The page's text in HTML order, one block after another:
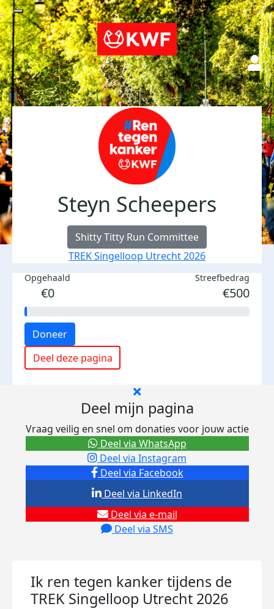
Steyn Scheepers
Shitty Titty Run Committee
TREK Singelloop Utrecht 2026
Opgehaald
€0
Streefbedrag
€500
Doneer
Deel deze pagina
Deel mijn pagina
Vraag veilig en snel om donaties voor jouw actie
Deel via Facebook
Deel via Instagram
Deel via e-mail
Deel via SMS
Deel via LinkedIn
Deel via WhatsApp
Ik ren tegen kanker tijdens de
TREK Singelloop Utrecht 2026